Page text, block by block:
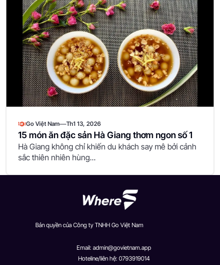
Go Việt Nam—Th1 13, 2026
15 món ăn đặc sản Hà Giang thơm ngon số 1
Hà Giang không chỉ khiến du khách say mê bởi cảnh
sắc thiên nhiên hùng...
Bản quyền của Công ty TNHH Go Việt Nam
Email: admin@govietnam.app
Hoteline/liên hệ: 0793919014